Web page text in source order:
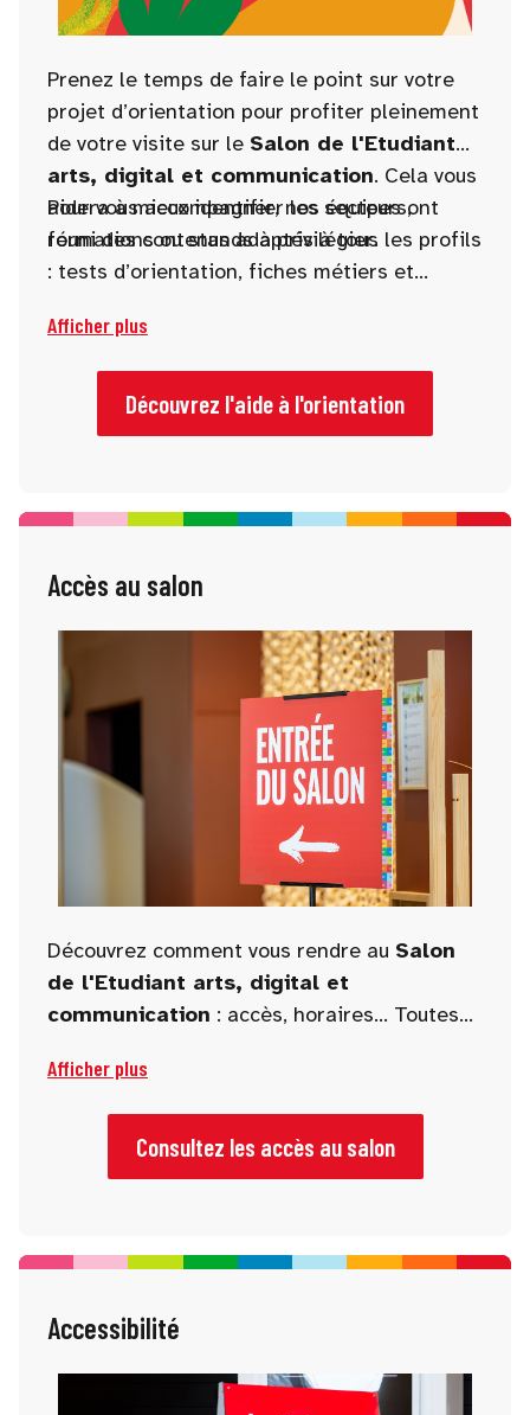
Prenez le temps de faire le point sur votre
projet d’orientation pour profiter pleinement
de votre visite sur le Salon de l'Etudiant
arts, digital et communication. Cela vous
aidera à mieux identifier les secteurs,
formations ou stands à privilégier.
Pour vous accompagner, nos équipes ont
réuni des contenus adaptés à tous les profils
: tests d’orientation, fiches métiers et
stands à ne pas manquer.
Afficher plus
Découvrez l'aide à l'orientation
Accès au salon
Découvrez comment vous rendre au Salon
de l'Etudiant arts, digital et
communication : accès, horaires... Toutes
votre venue !
Afficher plus
Consultez les accès au salon
Accessibilité